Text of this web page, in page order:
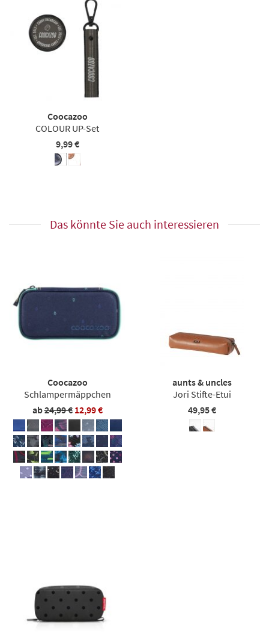
Coocazoo
COLOUR UP-Set
9,99 €
Das könnte Sie auch interessieren
Coocazoo
Schlampermäppchen
ab24,99 € 12,99 €
aunts & uncles
Jori Stifte-Etui
49,95 €